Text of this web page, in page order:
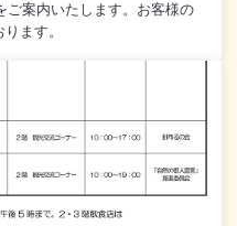
ご案内いたします。お客様の
ます。